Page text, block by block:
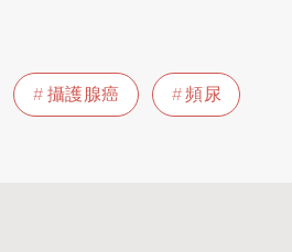
攝護腺癌 頻尿